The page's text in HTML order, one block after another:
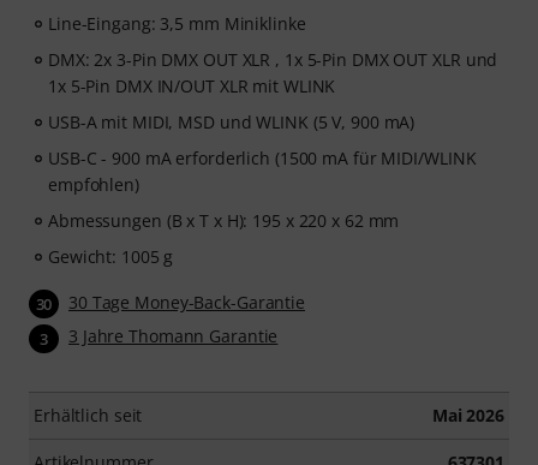
Line-Eingang: 3,5 mm Miniklinke
DMX: 2x 3-Pin DMX OUT XLR , 1x 5-Pin DMX OUT XLR und
1x 5-Pin DMX IN/OUT XLR mit WLINK
USB-A mit MIDI, MSD und WLINK (5 V, 900 mA)
USB-C - 900 mA erforderlich (1500 mA für MIDI/WLINK
empfohlen)
Abmessungen (B x T x H): 195 x 220 x 62 mm
Gewicht: 1005 g
30 30 Tage Money-Back-Garantie
3 3 Jahre Thomann Garantie
Erhältlich seit Mai 2026